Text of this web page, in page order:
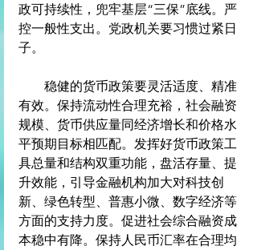
政可持续性，兜牢基层“三保”底线。严
控一般性支出。党政机关要习惯过紧日
子。
稳健的货币政策要灵活适度、精准
有效。保持流动性合理充裕，社会融资
规模、货币供应量同经济增长和价格水
平预期目标相匹配。发挥好货币政策工
具总量和结构双重功能，盘活存量、提
升效能，引导金融机构加大对科技创
新、绿色转型、普惠小微、数字经济等
方面的支持力度。促进社会综合融资成
本稳中有降。保持人民币汇率在合理均